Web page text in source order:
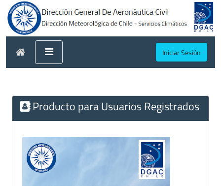
Iniciar Sesión
Producto para Usuarios Registrados